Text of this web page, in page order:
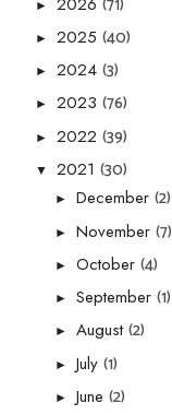
►
► 2025 (40)
► 2024 (3)
► 2023 (76)
► 2022 (39)
▼ 2021 (30)
► December (2)
► November (7)
► October (4)
► September (1)
► August(2)
► July (1)
► June (2)